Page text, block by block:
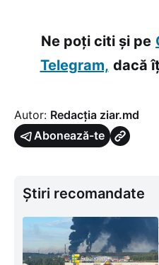
Ne poți citi și pe
Telegram, dacă
Autor: Redacția ziar.md
Abonează-te
Știri recomandate